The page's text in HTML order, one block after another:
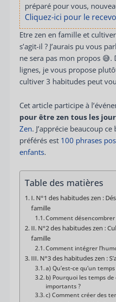
préparé pour vous,
Cliquez-ici pour le
Etre zen en famille et
s’agit-il ? J’aurais pu vous
ne sera pas mon propos 😅.
lignes, je vous propose
cultiver 3 habitudes peut
Cet article participe à
pour être zen tous les
Zen. J’apprécie beaucoup
préférés est 100 phrases
enfants.
Table des matières
I. N°1 des habitudes zen :
famille
Comment
II. N°2 des habitudes zen :
famille
Comment intégrer
III. N°3 des habitudes zen :
a) Qu’est-ce qu’un
b) Pourquoi les temps
importants ?
c) Comment créer des